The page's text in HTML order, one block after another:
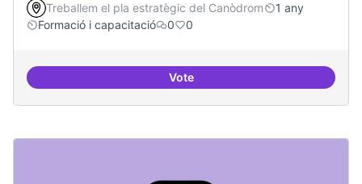
Treballem el pla estratègic del Canòdrom
1 any
Formació i capacitació
0 0
VoteÀrees de formació definides i